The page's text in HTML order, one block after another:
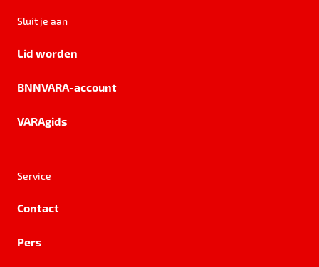
Sluit je aan
Lid worden
BNNVARA-account
VARAgids
Service
Contact
Pers